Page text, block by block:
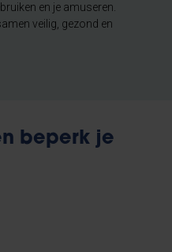
en je amuseren.
veilig, gezond en
beperk je